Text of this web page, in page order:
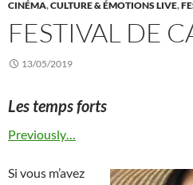
CINÉMA,CULTURE & ÉMOTIONS LIVE,
FESTIVAL DE
13/05/2019
Les temps forts
Previously…
Si vous m’avez